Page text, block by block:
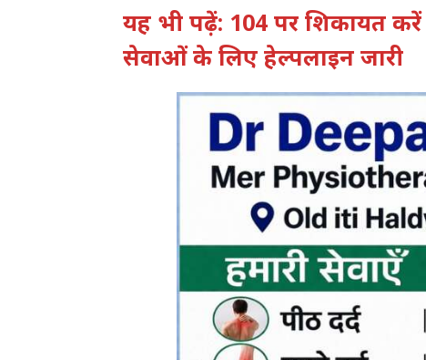
यह भी पढ़ें: 104 पर शिकायत करें
सेवाओं के लिए हेल्पलाइन जारी